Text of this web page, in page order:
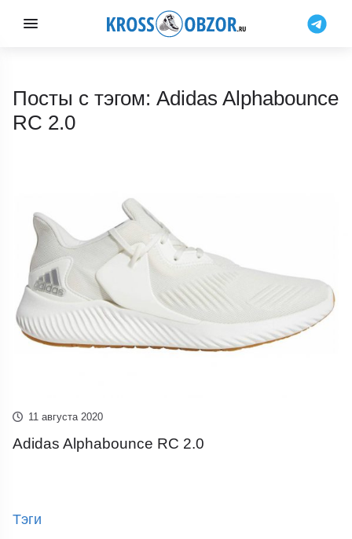
Посты с тэгом: Adidas Alphabounce
RC 2.0
11 августа 2020
Adidas Alphabounce RC 2.0
Тэги